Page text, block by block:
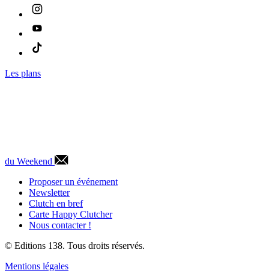
Les plans
du Weekend
Proposer un événement
Newsletter
Clutch en bref
Carte Happy Clutcher
Nous contacter !
© Editions 138. Tous droits réservés.
Mentions légales